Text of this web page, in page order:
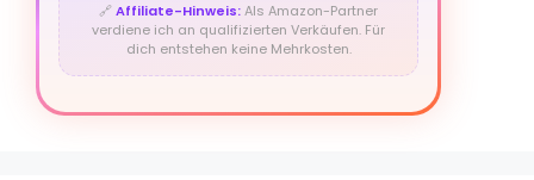
🔗Affiliate-Hinweis:Als Amazon-Partner
verdiene ich an qualifizierten Verkäufen. Für
dich entstehen keine Mehrkosten.